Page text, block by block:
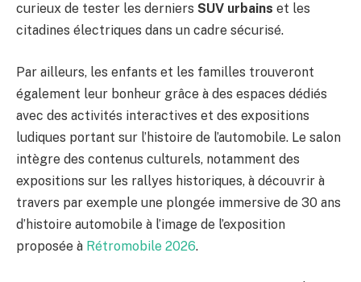
curieux de tester les derniers SUV urbains et les
citadines électriques dans un cadre sécurisé.
Par ailleurs, les enfants et les familles trouveront
également leur bonheur grâce à des espaces dédiés
avec des activités interactives et des expositions
ludiques portant sur l’histoire de l’automobile. Le salon
intègre des contenus culturels, notamment des
expositions sur les rallyes historiques, à découvrir à
travers par exemple une plongée immersive de 30 ans
d’histoire automobile à l’image de l’exposition
proposée à Rétromobile 2026.